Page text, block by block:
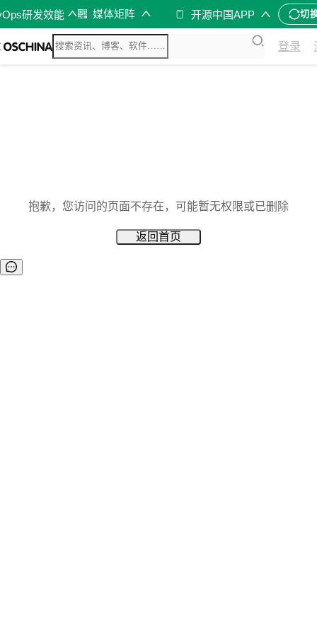
研发效能 媒体矩阵 开源中国APP 切
登录
抱歉，您访问的页面不存在，可能暂无权限或已删除
返回首页